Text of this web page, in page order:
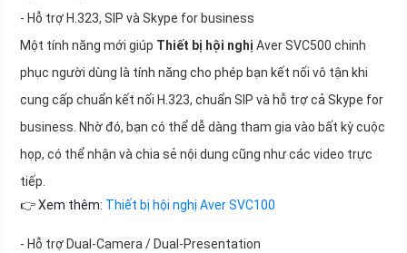
- Hỗ trợ H.323, SIP và Skype for business
Một tính năng mới giúp Thiết bị hội nghị Aver SVC500 chinh
phục người dùng là tính năng cho phép bạn kết nối vô tận khi
cung cấp chuẩn kết nối H.323, chuẩn SIP và hỗ trợ cả Skype for
business. Nhờ đó, bạn có thể dễ dàng tham gia vào bất kỳ cuộc
họp, có thể nhận và chia sẻ nội dung cũng như các video trực
tiếp.
👉 Xem thêm: Thiết bị hội nghị Aver SVC100
- Hỗ trợ Dual-Camera / Dual-Presentation